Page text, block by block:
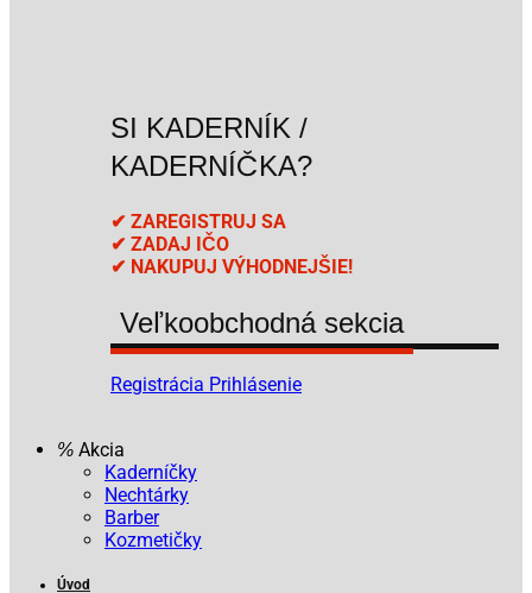
SI KADERNÍK /
KADERNÍČKA?
✔ ZAREGISTRUJ SA
✔ ZADAJ IČO
✔ NAKUPUJ VÝHODNEJŠIE!
Veľkoobchodná sekcia
Registrácia Prihlásenie
Akcia
Kaderníčky
Nechtárky
Barber
Kozmetičky
Úvod